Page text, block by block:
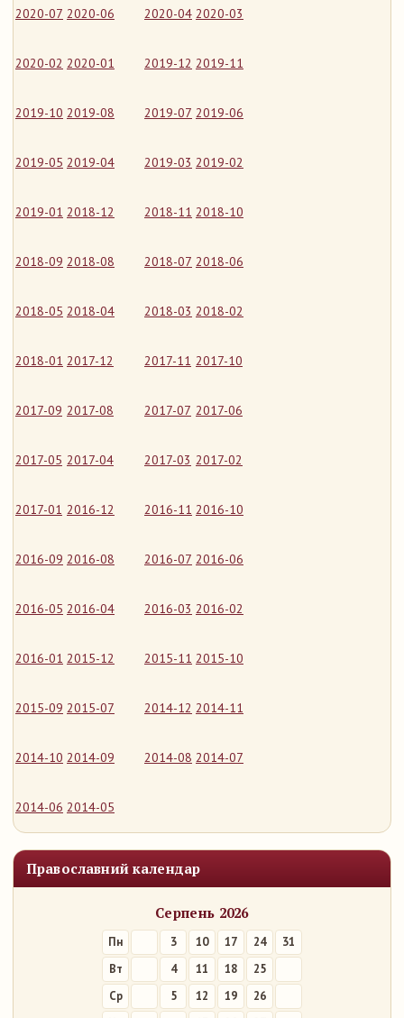
2020-07 2020-06 2020-04 2020-03
2020-02 2020-01 2019-12 2019-11
2019-10 2019-08 2019-07 2019-06
2019-05 2019-04 2019-03 2019-02
2019-01 2018-12 2018-11 2018-10
2018-09 2018-08 2018-07 2018-06
2018-05 2018-04 2018-03 2018-02
2018-01 2017-12 2017-11 2017-10
2017-09 2017-08 2017-07 2017-06
2017-05 2017-04 2017-03 2017-02
2017-01 2016-12 2016-11 2016-10
2016-09 2016-08 2016-07 2016-06
2016-05 2016-04 2016-03 2016-02
2016-01 2015-12 2015-11 2015-10
2015-09 2015-07 2014-12 2014-11
2014-10 2014-09 2014-08 2014-07
2014-06 2014-05
Православний календар
Серпень 2026
Пн 3 10 17 24
31
Вт
4 11 18
25
Ср
5 12 19
26